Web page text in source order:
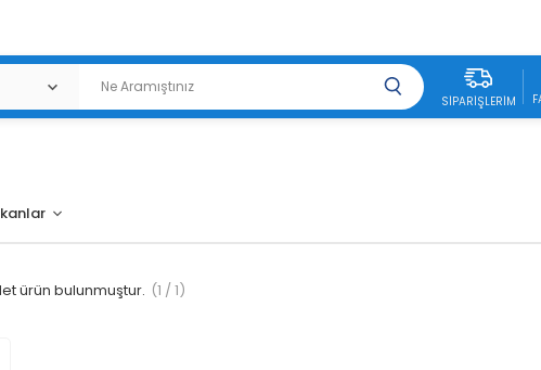
SIPARIŞLERIM
ürün bulunmuştur. (1 / 1)